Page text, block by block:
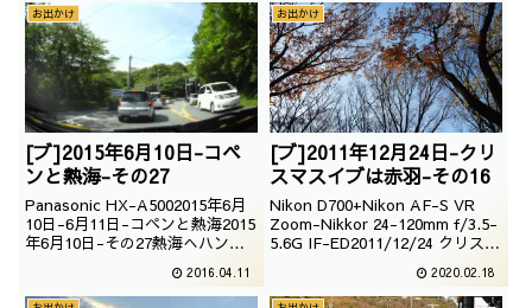
ても綺麗でございます。住むには
ちょっと恐れ多くて難しそうです
けどね。 <有給休暇で京都大阪>
が、普通に撮影を楽しんでいたよ
うでございます。<本州半周紀行
＞
お出かけ
[ブ]2015年6月10日-コペ
ンと熱海-その27
Panasonic HX-A5002015年6月
10日-6月11日-コペンと熱海2015
年6月10日-その27熱海へハンド
2016.04.11
お出かけ
[ブ]2011年12月24日-クリ
スマスイブは赤羽-その16
Nikon D700+Nikon AF-S VR
Zoom-Nikkor 24-120mm f/3.5-
5.6G IF-ED2011/12/24 クリスマ
れてしまいそうな感じです。｜ク
リスマスイブは赤羽｜
2020.02.18